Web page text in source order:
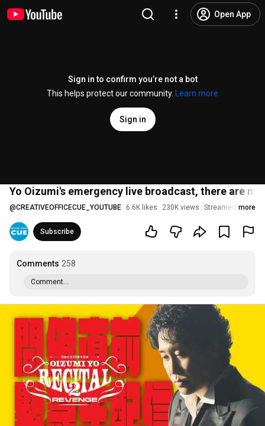
Open App
Sign in to confirm you’re not a bot
This helps protect our community.
Learn more
Sign in
Yo Oizumi's emergency live broadcast, there are
@CREATIVEOFFICECUE_YOUTUBE 6.6K likes 230K views Streamed 6more
Subscribe
Comments 258
Comment...